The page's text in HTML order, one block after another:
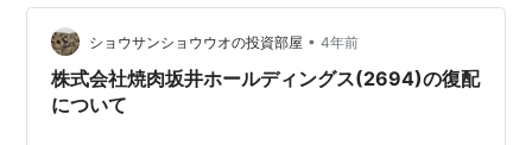
り 【関連記事】 ブログを…
ショウサンショウウオの投資部屋 • 4年前
株式会社焼肉坂井ホールディングス(2694)の復配
について